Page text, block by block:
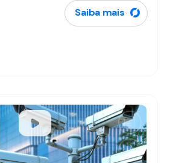
Saiba mais